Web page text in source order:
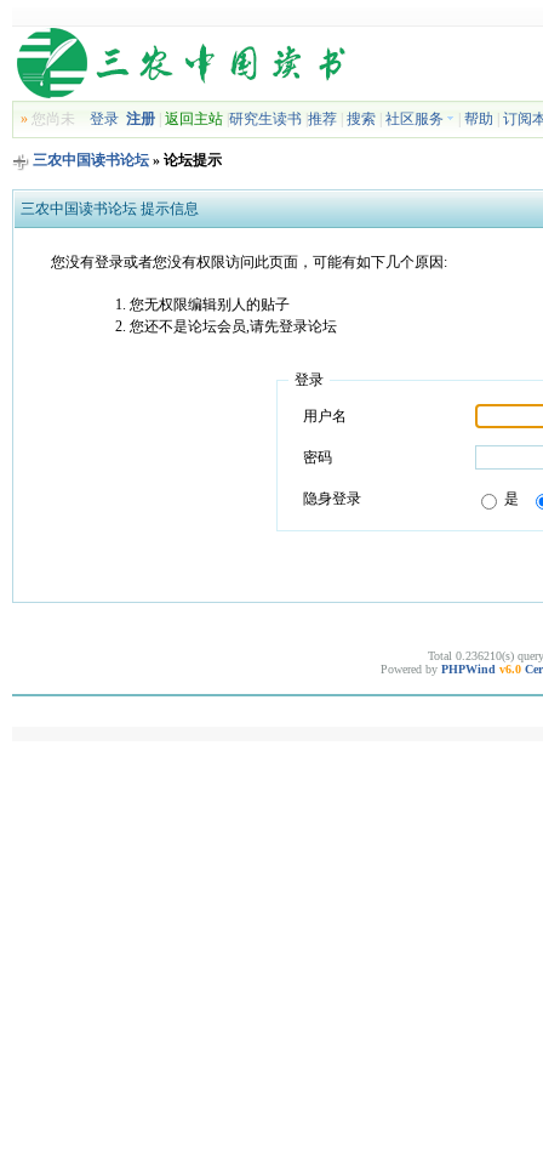
»您尚未 登录 注册| 返回主站| 研究生读书| 推荐| 搜索| 社区服务 帮助 订阅
三农中国读书论坛» 论坛提示
三农中国读书论坛 提示信息
您没有登录或者您没有权限访问此页面，可能有如下几个原因:
您无权限编辑别人的贴子
您还不是论坛会员,请先登录论坛
登录
用户名
密码
隐身登录 是
Total 0.236210(s)
Powered by PHPWind v6.0